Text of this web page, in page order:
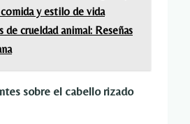
y estilo de vida
de crueldad animal: Reseñas
sobre el cabello rizado